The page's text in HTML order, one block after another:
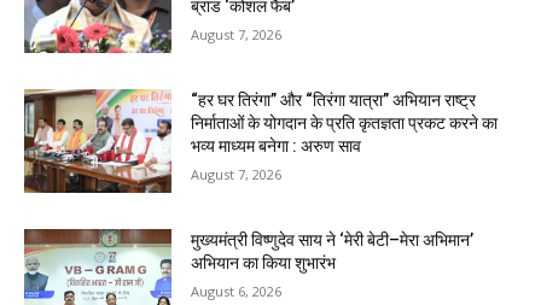
ब्रांड ‘कोशल फैब’
August 7, 2026
“हर घर तिरंगा” और “तिरंगा यात्रा” अभियान राष्ट्र
निर्माताओं के योगदान के प्रति कृतज्ञता प्रकट करने का
भव्य माध्यम बनेगा : अरुण साव
August 7, 2026
मुख्यमंत्री विष्णुदेव साय ने ‘मेरी बेटी–मेरा अभिमान’
अभियान का किया शुभारंभ
August 6, 2026